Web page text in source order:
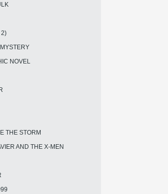
2)
NOVEL
THE STORM
AND THE X-MEN